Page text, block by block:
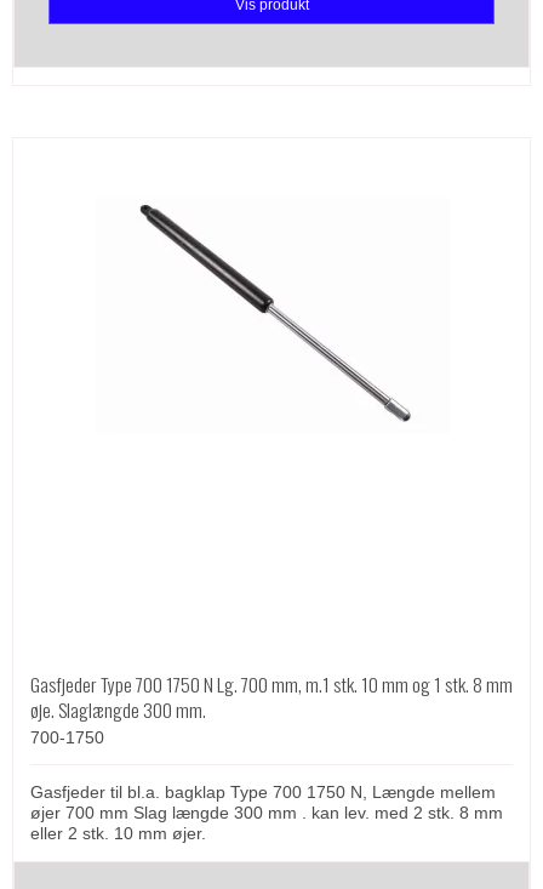
Vis produkt
Gasfjeder Type 700 1750 N Lg. 700 mm, m.1 stk. 10 mm og 1 stk. 8 mm
øje. Slaglængde 300 mm.
700-1750
Gasfjeder til bl.a. bagklap Type 700 1750 N, Længde mellem
øjer 700 mm Slag længde 300 mm . kan lev. med 2 stk. 8 mm
eller 2 stk. 10 mm øjer.